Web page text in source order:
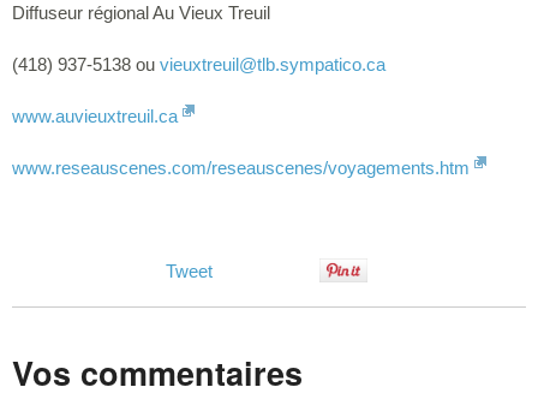
Diffuseur régional Au Vieux Treuil
(418) 937-5138 ou vieuxtreuil@tlb.sympatico.ca
www.auvieuxtreuil.ca
www.reseauscenes.com/reseauscenes/voyagements.htm
Tweet
Vos commentaires